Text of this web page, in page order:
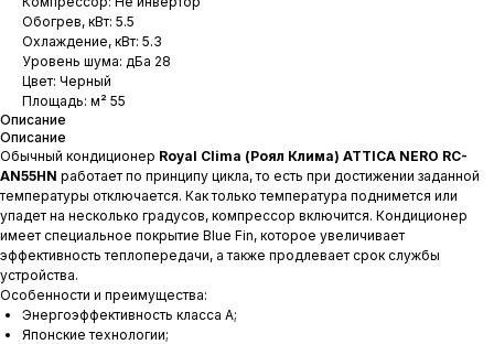
Обогрев, кВт: 5.5
Охлаждение, кВт: 5.3
Уровень шума: дБа 28
Цвет: Черный
Площадь: м² 55
Описание
Описание
Обычный кондиционер Royal Clima (Роял Клима) ATTICA NERO RC-
AN55HN работает по принципу цикла, то есть при достижении заданной
температуры отключается. Как только температура поднимется или
упадет на несколько градусов, компрессор включится. Кондиционер
имеет специальное покрытие Blue Fin, которое увеличивает
эффективность теплопередачи, а также продлевает срок службы
устройства.
Особенности и преимущества:
Энергоэффективность класса А;
Японские технологии;